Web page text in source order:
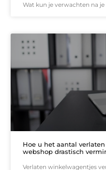
Wat kun je verwachten na
Hoe u het aantal
webshop drastisch
Verlaten winkelwagentjes